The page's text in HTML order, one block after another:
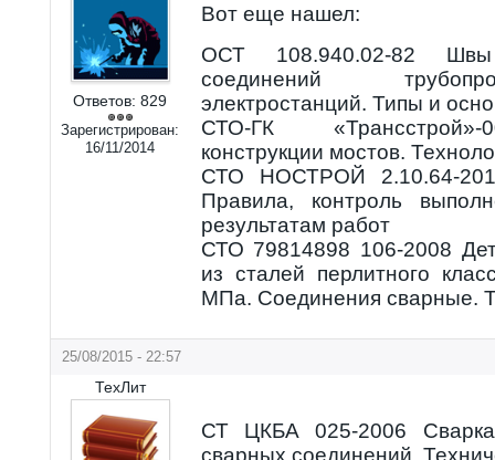
Ответов: 829
Зарегистрирован:
16/11/2014
Вот еще нашел:
ОСТ 108.940.02-82
соединений
электростанций. Типы и
СТО-ГК
конструкции мостов.
СТО НОСТРОЙ 2.10.64-
Правила, контроль
результатам работ
СТО 79814898 106-2008
из сталей перлитного
МПа. Соединения сварные.
25/08/2015 - 22:57
ТехЛит
СТ ЦКБА 025-2006
сварных соединений.